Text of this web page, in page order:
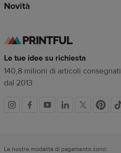
Novità
Le tue idee su richiesta
140,8 milioni di articoli consegnati
dal 2013
Link
Le nostre modalità di pagamento sono: